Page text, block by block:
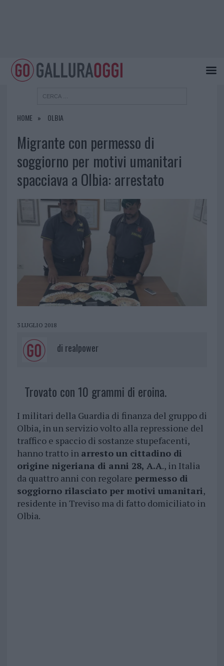
HOME OLBIA
Migrante con permesso di
soggiorno per motivi umanitari
spacciava a Olbia: arrestato
3 LUGLIO 2018
di realpower
Trovato con 10 grammi di eroina.
I militari della Guardia di finanza del gruppo di
Olbia, in un servizio volto alla repressione del
traffico e spaccio di sostanze stupefacenti,
hanno tratto in arresto un cittadino di
origine nigeriana di anni 28, A.A., in Italia
da quattro anni con regolare permesso di
soggiorno rilasciato per motivi umanitari,
residente in Treviso ma di fatto domiciliato in
Olbia.